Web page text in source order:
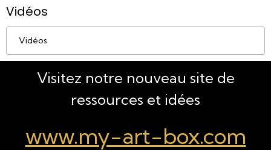
Vidéos
Vidéos
Visitez notre nouveau site de
ressources et idées
www.my-art-box.com